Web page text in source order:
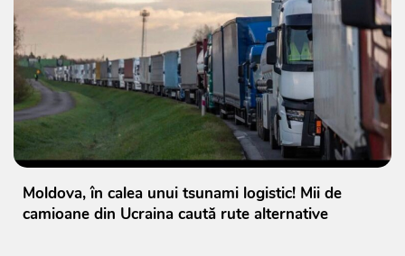
Moldova, în calea unui tsunami logistic! Mii de
camioane din Ucraina caută rute alternative